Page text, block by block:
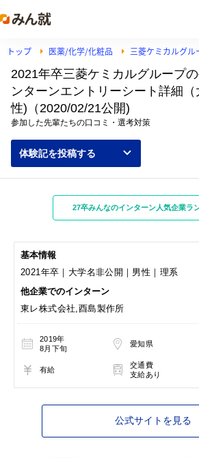
トップ 医薬/化学/化粧品 三菱ケミカルグル
2021年卒三菱ケミカルグループ
ンターンエントリーシート詳細
性)（2020/02/21公開)
参加した先輩たちの口コミ・選考対策
体験記を投稿する
27卒みんなのインターン人気企業ラ
基本情報
2021年卒｜大学名非公開｜男性｜理系
他企業でのインターン
東レ株式会社,酉島製作所
2019年
8月下旬
愛知県
有給
交通費
支給あり
公式サイトを見る